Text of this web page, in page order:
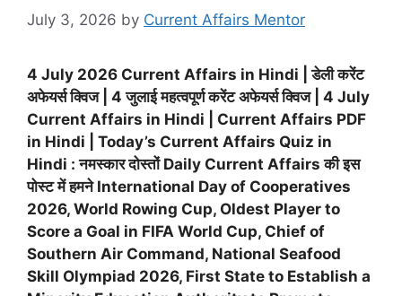
July 3, 2026 by Current Affairs Mentor
4 July 2026 Current Affairs in Hindi | डेली करेंट
अफेयर्स क्विज | 4 जुलाई महत्वपूर्ण करेंट अफेयर्स क्विज | 4 July
Current Affairs in Hindi | Current Affairs PDF
in Hindi | Today’s Current Affairs Quiz in
Hindi : नमस्कार दोस्तों Daily Current Affairs की इस
पोस्ट में हमने International Day of Cooperatives
2026, World Rowing Cup, Oldest Player to
Score a Goal in FIFA World Cup, Chief of
Southern Air Command, National Seafood
Skill Olympiad 2026, First State to Establish a